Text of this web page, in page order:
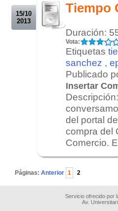
15/10
2013
Tiempo
Duración:
Vota:
Etiquetas
sanchez ,
Publicado
Insertar
del portal
compra del
Comercio.
Páginas: Anterior 1 2
Servicio ofrecido por
Av.